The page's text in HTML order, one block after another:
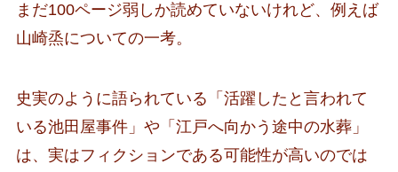
まだ100ページ弱しか読めていないけれど、例えば
山崎烝についての一考。
史実のように語られている「活躍したと言われて
いる池田屋事件」や「江戸へ向かう途中の水葬」
は、実はフィクションである可能性が高いのでは